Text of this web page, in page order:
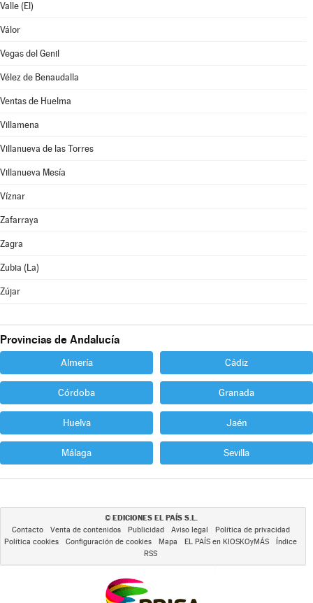
Valle (El)
Válor
Vegas del Genil
Vélez de Benaudalla
Ventas de Huelma
Villamena
Villanueva de las Torres
Villanueva Mesía
Víznar
Zafarraya
Zagra
Zubia (La)
Zújar
Provincias de Andalucía
Almería Cádiz
Córdoba Granada
Huelva Jaén
Málaga Sevilla
© EDICIONES EL PAÍS S.L.
Contacto Venta de contenidos Publicidad Aviso legal
Política de privacidad
Política cookies
Configuración de cookies Mapa EL PAÍS en KIOSKOyMÁS
Índice
RSS